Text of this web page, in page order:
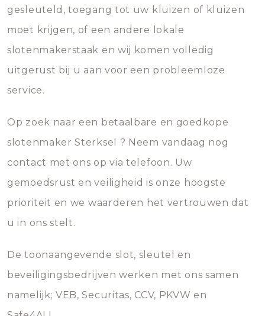
gesleuteld, toegang tot uw kluizen of kluizen
moet krijgen, of een andere lokale
slotenmakerstaak en wij komen volledig
uitgerust bij u aan voor een probleemloze
service.
Op zoek naar een betaalbare en goedkope
slotenmaker Sterksel ? Neem vandaag nog
contact met ons op via telefoon. Uw
gemoedsrust en veiligheid is onze hoogste
prioriteit en we waarderen het vertrouwen dat
u in ons stelt.
De toonaangevende slot, sleutel en
beveiligingsbedrijven werken met ons samen
namelijk; VEB, Securitas, CCV, PKVW en